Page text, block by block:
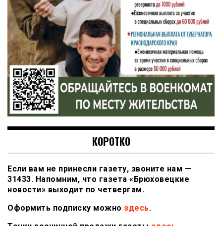
КОРОТКО
Если вам не принесли газету, звоните нам —
31433. Напомним, что газета «Брюховецкие
новости» выходит по четвергам.
Оформить подписку можно здесь.